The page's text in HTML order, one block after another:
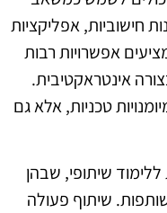
חישוביות, אפליקציות
אפשרויות רבות
אינטראקטיבית.
טכניות, אלא גם
שיתופי, שבהן
שיתוף פעולה